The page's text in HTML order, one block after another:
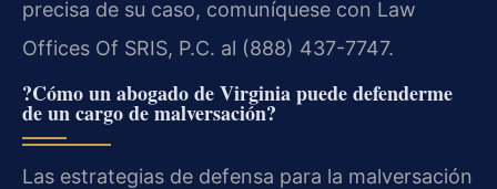
precisa de su caso, comuníquese con Law
Offices Of SRIS, P.C. al (888) 437-7747.
?Cómo un abogado de Virginia puede defenderme
de un cargo de malversación?
Las estrategias de defensa para la malversación